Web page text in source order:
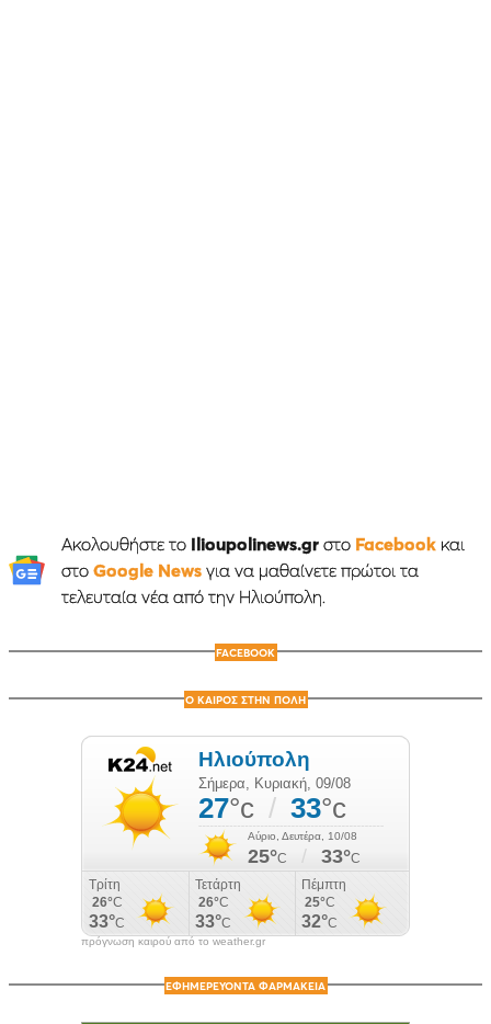
Ακολουθήστε το Ilioupolinews.grστο Facebookκαι
στο Google Newsγια να μαθαίνετε πρώτοι τα
τελευταία νέα από την Ηλιούπολη.
FACEBOOK
Ο ΚΑΙΡΟΣ ΣΤΗΝ ΠΟΛΗ
πρόγνωση καιρού από το weather.gr
ΕΦΗΜΕΡΕΥΟΝΤΑ ΦΑΡΜΑΚΕΙΑ